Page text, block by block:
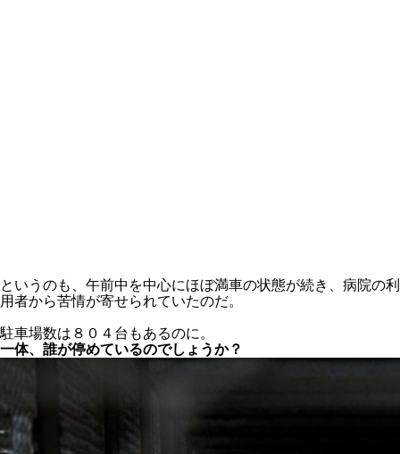
というのも、午前中を中心にほぼ満車の状態が続き、病院の利
用者から苦情が寄せられていたのだ。
駐車場数は８０４台もあるのに。
一体、誰が停めているのでしょうか？